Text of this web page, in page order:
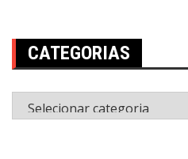
CATEGORIAS
Categorias